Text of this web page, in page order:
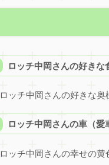
ロッチ中岡さんの好きな
ロッチ中岡さんの好きな奥
ロッチ中岡さんの車（愛
ロッチ中岡さんの幸せの黄